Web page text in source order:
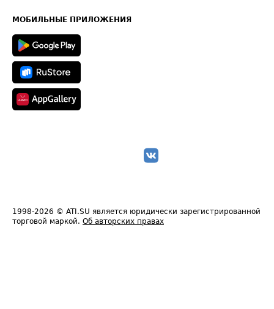
Техническая информация
МОБИЛЬНЫЕ ПРИЛОЖЕНИЯ
1998-2026 © ATI.SU является юридически зарегистрированной
торговой маркой. Об авторских правах